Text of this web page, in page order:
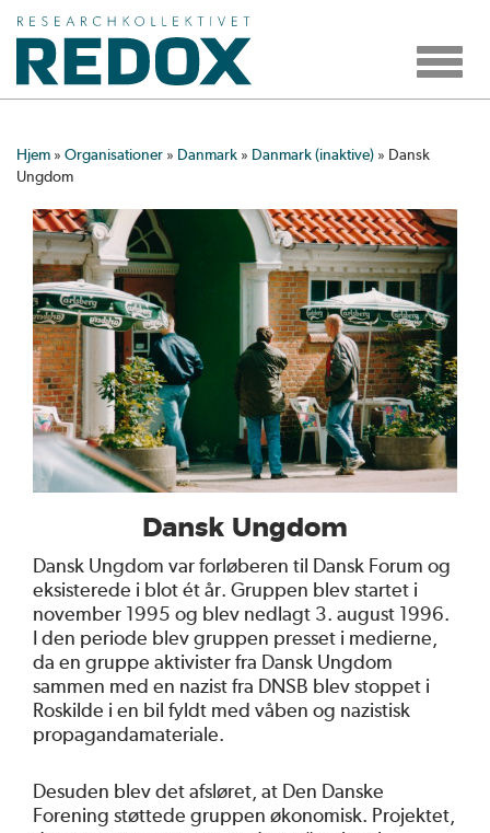
Toggle
Hjem » Organisationer » Danmark » Danmark (inaktive) » Dansk
Ungdom
Dansk Ungdom
Dansk Ungdom var forløberen til Dansk Forum og
eksisterede i blot ét år. Gruppen blev startet i
november 1995 og blev nedlagt 3. august 1996.
I den periode blev gruppen presset i medierne,
da en gruppe aktivister fra Dansk Ungdom
sammen med en nazist fra DNSB blev stoppet i
Roskilde i en bil fyldt med våben og nazistisk
propagandamateriale.
Desuden blev det afsløret, at Den Danske
Forening støttede gruppen økonomisk. Projektet,